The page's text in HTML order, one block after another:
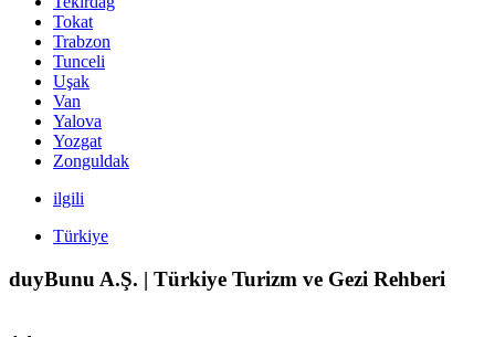
Tokat
Trabzon
Tunceli
Uşak
Van
Yalova
Yozgat
Zonguldak
ilgili
Türkiye
duyBunu A.Ş. | Türkiye Turizm ve Gezi Rehberi